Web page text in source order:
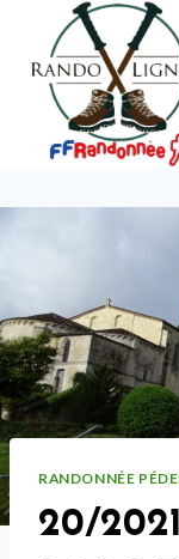
contenu
RANDONNÉE
20/